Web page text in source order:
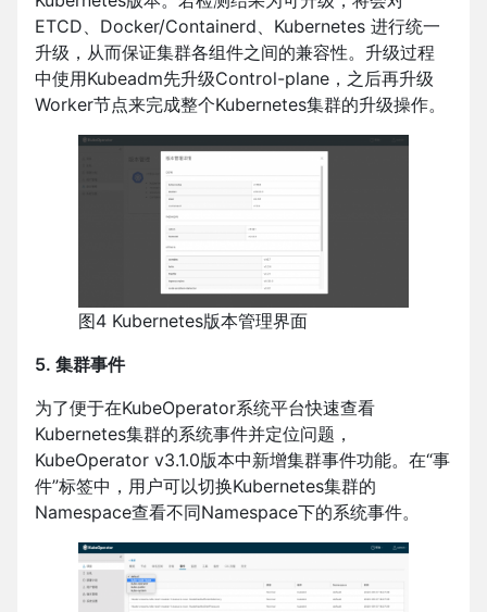
ETCD、Docker/Containerd、Kubernetes 进行统一
升级，从而保证集群各组件之间的兼容性。升级过程
中使用Kubeadm先升级Control-plane，之后再升级
Worker节点来完成整个Kubernetes集群的升级操作。
图4 Kubernetes版本管理界面
5. 集群事件
为了便于在KubeOperator系统平台快速查看
Kubernetes集群的系统事件并定位问题，
KubeOperator v3.1.0版本中新增集群事件功能。在“事
件”标签中，用户可以切换Kubernetes集群的
Namespace查看不同Namespace下的系统事件。